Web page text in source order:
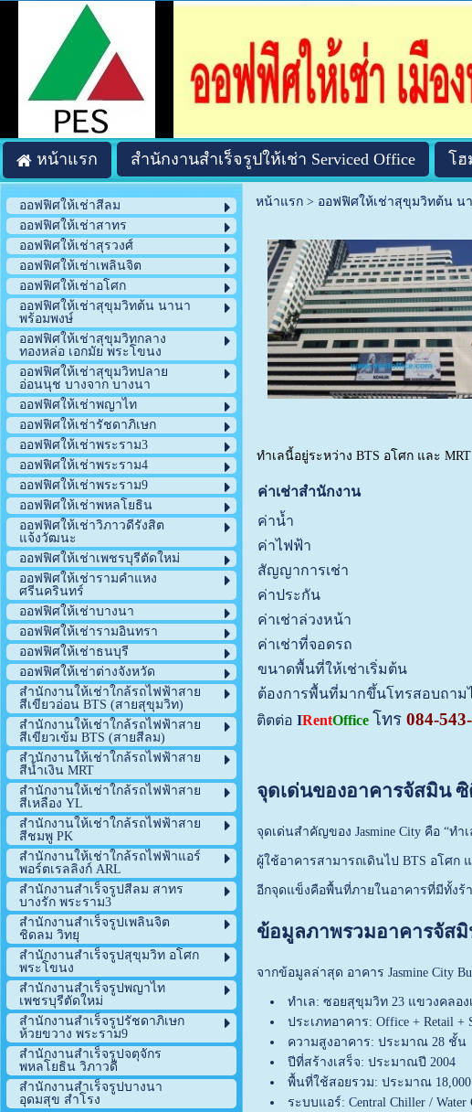
หน้าแรก สำนักงานสำเร็จรูปให้เช่า Serviced Office โฮ
ออฟฟิศให้เช่าสีลม
ออฟฟิศให้เช่าสาทร
ออฟฟิศให้เช่าสุรวงศ์
ออฟฟิศให้เช่าเพลินจิต
ออฟฟิศให้เช่าอโศก
ออฟฟิศให้เช่าสุขุมวิทต้น นานา
พร้อมพงษ์
ออฟฟิศให้เช่าสุขุมวิทกลาง
ทองหล่อ เอกมัย พระโขนง
ออฟฟิศให้เช่าสุขุมวิทปลาย
อ่อนนุช บางจาก บางนา
ออฟฟิศให้เช่าพญาไท
ออฟฟิศให้เช่ารัชดาภิเษก
ออฟฟิศให้เช่าพระราม3
ออฟฟิศให้เช่าพระราม4
ออฟฟิศให้เช่าพระราม9
ออฟฟิศให้เช่าพหลโยธิน
ออฟฟิศให้เช่าวิภาวดีรังสิต
แจ้งวัฒนะ
ออฟฟิศให้เช่าเพชรบุรีตัดใหม่
ออฟฟิศให้เช่ารามคำแหง
ศรีนครินทร์
ออฟฟิศให้เช่าบางนา
ออฟฟิศให้เช่ารามอินทรา
ออฟฟิศให้เช่าธนบุรี
ออฟฟิศให้เช่าต่างจังหวัด
สำนักงานให้เช่าใกล้รถไฟฟ้าสาย
สีเขียวอ่อน BTS (สายสุขุมวิท)
สำนักงานให้เช่าใกล้รถไฟฟ้าสาย
สีเขียวเข้ม BTS (สายสีลม)
สำนักงานให้เช่าใกล้รถไฟฟ้าสาย
สีน้ำเงิน MRT
สำนักงานให้เช่าใกล้รถไฟฟ้าสาย
สีเหลือง YL
สำนักงานให้เช่าใกล้รถไฟฟ้าสาย
สีชมพู PK
สำนักงานให้เช่าใกล้รถไฟฟ้าแอร์
พอร์ตเรลลิงก์ ARL
สำนักงานสำเร็จรูปสีลม สาทร
บางรัก พระราม3
สำนักงานสำเร็จรูปเพลินจิต
ชิดลม วิทยุ
สำนักงานสำเร็จรูปสุขุมวิท อโศก
พระโขนง
สำนักงานสำเร็จรูปพญาไท
เพชรบุรีตัดใหม่
สำนักงานสำเร็จรูปรัชดาภิเษก
ห้วยขวาง พระราม9
สำนักงานสำเร็จรูปจตุจักร
พหลโยธิน วิภาวดี
สำนักงานสำเร็จรูปบางนา
อุดมสุข สำโรง
หน้าแรก> ออฟฟิศให้เช่าสุขุมวิทต้น น
ทำเลนี้อยู่ระหว่าง BTS อโศก และ
ค่าเช่าสำนักงาน
ค่าน้ำ
ค่าไฟฟ้า
สัญญาการเช่า
ค่าประกัน
ค่าเช่าล่วงหน้า
ค่าเช่าที่จอดรถ
ขนาดพื้นที่ให้เช่าเริ่มต้น
ต้องการพื้นที่มากขึ้นโทรสอบถาม
ติตต่อ IRentOffice โทร084-
จุดเด่นของอาคารจัสมิน
จุดเด่นสำคัญของ Jasmine City คือ “ทำ
ผู้ใช้อาคารสามารถเดินไป BTS อโศ
อีกจุดแข็งคือพื้นที่ภายในอาคารที่มีทั้งร้
ข้อมูลภาพรวมอาคารจัส
จากข้อมูลล่าสุด อาคาร Jasmine City
ทำเล: ซอยสุขุมวิท 23 แขวงคลอ
ประเภทอาคาร: Office + Retail +
ความสูงอาคาร: ประมาณ 28 ชั้น
ปีที่สร้างเสร็จ: ประมาณปี 2004
พื้นที่ใช้สอยรวม: ประมาณ
ระบบแอร์: Central Chiller / Water